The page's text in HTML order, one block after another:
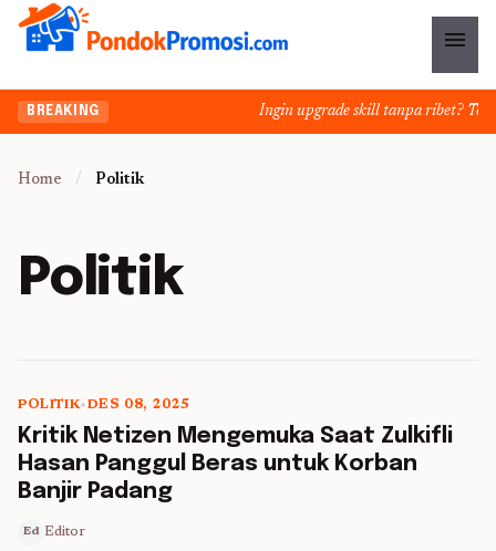
menu
BREAKING Ingin upgrade skill tanpa ribet?
Home / Politik
Politik
5 min read
POLITIK•DES 08, 2025
Kritik Netizen Mengemuka Saat Zulkifli
Hasan Panggul Beras untuk Korban
Banjir Padang
Ed Editor